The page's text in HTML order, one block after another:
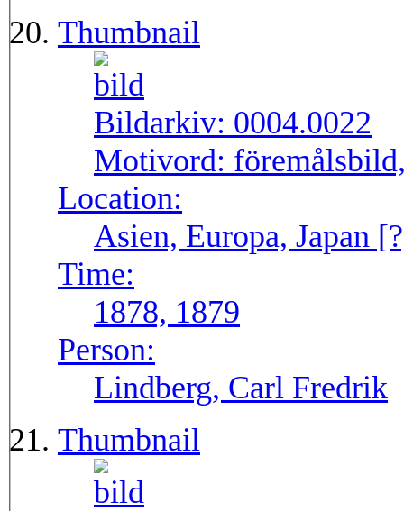
Thumbnail
Bildarkiv: 0004.0022
Motivord:
Location:
Asien, Europa, Japan
Time:
1878, 1879
Person:
Lindberg, Carl Fredrik
Thumbnail